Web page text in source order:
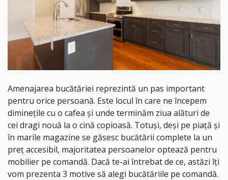
Amenajarea bucătăriei reprezintă un pas important
pentru orice persoană. Este locul în care ne începem
diminețile cu o cafea și unde terminăm ziua alături de
cei dragi nouă la o cină copioasă. Totuși, deși pe piață și
în marile magazine se găsesc bucătării complete la un
preț accesibil, majoritatea persoanelor optează pentru
mobilier pe comandă. Dacă te-ai întrebat de ce, astăzi îți
vom prezenta 3 motive să alegi bucătăriile pe comandă.